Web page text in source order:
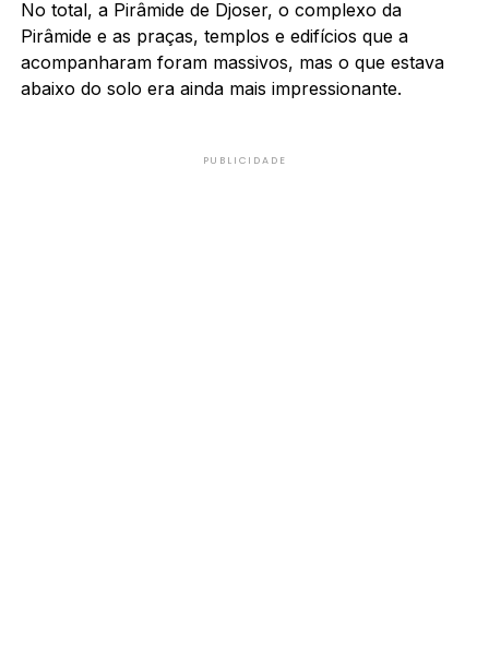
No total, a Pirâmide de Djoser, o complexo da
Pirâmide e as praças, templos e edifícios que a
acompanharam foram massivos, mas o que estava
abaixo do solo era ainda mais impressionante.
PUBLICIDADE